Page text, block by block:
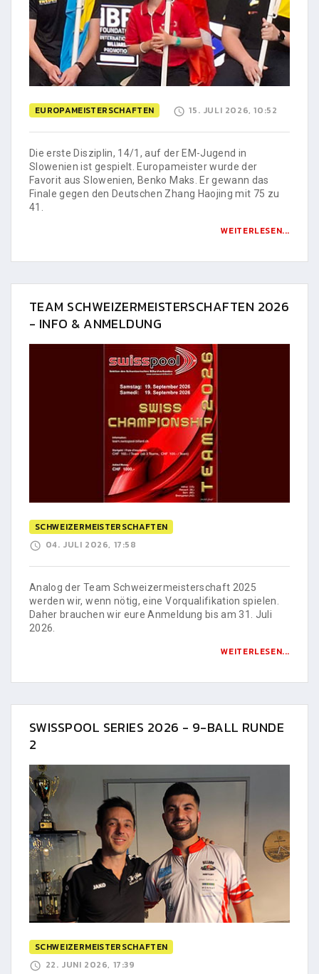
EUROPAMEISTERSCHAFTEN 15. JULI 2026, 10:52
Die erste Disziplin, 14/1, auf der EM-Jugend in
Slowenien ist gespielt. Europameister wurde der
Favorit aus Slowenien, Benko Maks. Er gewann das
Finale gegen den Deutschen Zhang Haojing mit 75 zu
41.
WEITERLESEN...
TEAM SCHWEIZERMEISTERSCHAFTEN 2026
- INFO & ANMELDUNG
SCHWEIZERMEISTERSCHAFTEN
04. JULI 2026, 17:58
Analog der Team Schweizermeisterschaft 2025
werden wir, wenn nötig, eine Vorqualifikation spielen.
Daher brauchen wir eure Anmeldung bis am 31. Juli
2026.
WEITERLESEN...
SWISSPOOL SERIES 2026 - 9-BALL RUNDE
2
SCHWEIZERMEISTERSCHAFTEN
22. JUNI 2026, 17:39